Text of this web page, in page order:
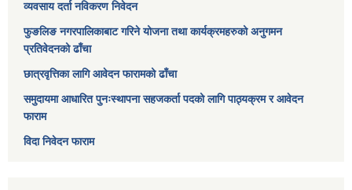
व्यवसाय दर्ता नविकरण निवेदन
फुङलिङ नगरपालिकाबाट गरिने योजना तथा कार्यक्रमहरुको अनुगमन
प्रतिवेदनको ढाँचा
छात्रवृत्तिका लागि आवेदन फारामको ढाँचा
समुदायमा आधारित पुनःस्थापना सहजकर्ता पदको लागि पाठ्यक्रम र आवेदन
फाराम
विदा निवेदन फाराम